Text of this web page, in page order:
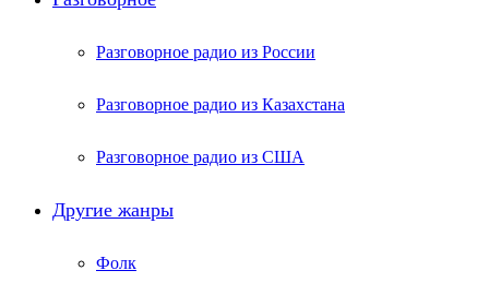
Разговорное радио из России
Разговорное радио из Казахстана
Разговорное радио из США
Другие жанры
Фолк